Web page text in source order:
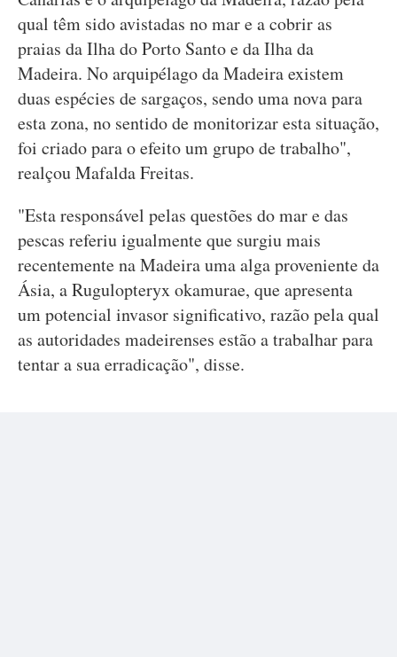
qual têm sido avistadas no mar e a cobrir as
praias da Ilha do Porto Santo e da Ilha da
Madeira. No arquipélago da Madeira existem
duas espécies de sargaços, sendo uma nova para
esta zona, no sentido de monitorizar esta situação,
foi criado para o efeito um grupo de trabalho",
realçou Mafalda Freitas.
"Esta responsável pelas questões do mar e das
pescas referiu igualmente que surgiu mais
recentemente na Madeira uma alga proveniente da
Ásia, a Rugulopteryx okamurae, que apresenta
um potencial invasor significativo, razão pela qual
as autoridades madeirenses estão a trabalhar para
tentar a sua erradicação", disse.